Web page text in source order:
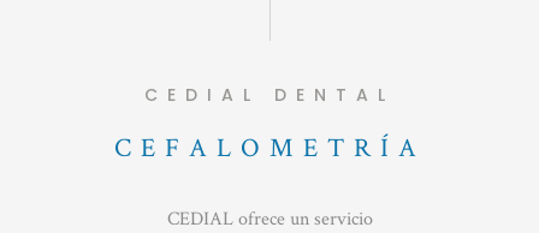
CEDIAL DENTAL
CEFALOMETRÍA
CEDIAL ofrece un servicio